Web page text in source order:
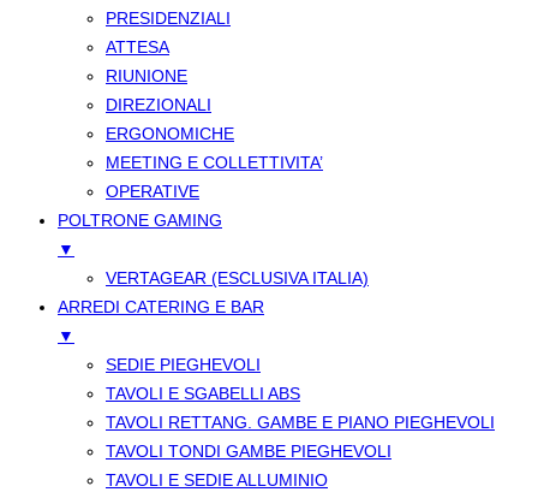
PRESIDENZIALI
ATTESA
RIUNIONE
DIREZIONALI
ERGONOMICHE
MEETING E COLLETTIVITA’
OPERATIVE
POLTRONE GAMING
▼
VERTAGEAR (ESCLUSIVA ITALIA)
ARREDI CATERING E BAR
▼
SEDIE PIEGHEVOLI
TAVOLI E SGABELLI ABS
TAVOLI RETTANG. GAMBE E PIANO PIEGHEVOLI
TAVOLI TONDI GAMBE PIEGHEVOLI
TAVOLI E SEDIE ALLUMINIO